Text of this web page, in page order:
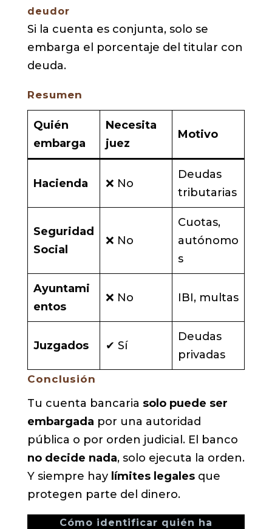
deudor
Si la cuenta es conjunta, solo se
embarga el porcentaje del titular con
deuda.
Resumen
Quién
embarga
Necesita
juez
Motivo
Hacienda ❌ No
Deudas
tributarias
Seguridad
Social
❌ No
Cuotas,
autónomo
s
Ayuntami
entos
❌ No IBI, multas
Juzgados ✔ Sí
Deudas
privadas
Conclusión
Tu cuenta bancaria solo puede ser
embargada por una autoridad
pública o por orden judicial. El banco
no decide nada, solo ejecuta la orden.
Y siempre hay límites legalesque
protegen parte del dinero.
Cómo identificar quién ha